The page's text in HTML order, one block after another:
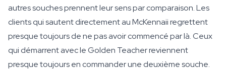
autres souches prennent leur sens par comparaison. Les
clients qui sautent directement au McKennaii regrettent
presque toujours de ne pas avoir commencé par là. Ceux
qui démarrent avec le Golden Teacher reviennent
presque toujours en commander une deuxième souche.